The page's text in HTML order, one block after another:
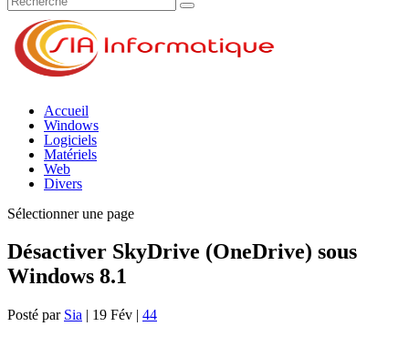
Accueil
Windows
Logiciels
Matériels
Web
Divers
Sélectionner une page
Désactiver SkyDrive (OneDrive) sous
Windows 8.1
Posté par Sia | 19 Fév | 44